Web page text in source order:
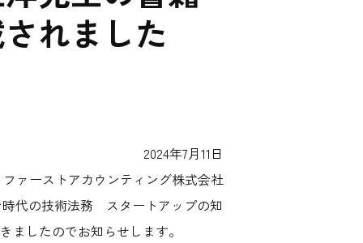
れました
2024年7月11日
ファーストアカウンティング株式会社
時代の技術法務 スタートアップの知
したのでお知らせします。